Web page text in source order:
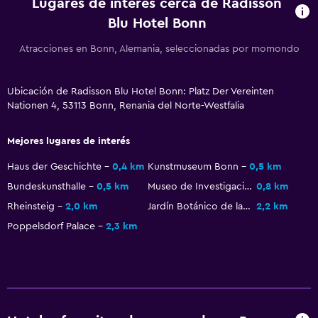
Teléfono
Vista a la ciudad
Piscina y spa
Piscina climatizada
Lugares de interés cerca de Radisson
Blu Hotel Bonn
Atracciones en Bonn, Alemania, seleccionadas por momondo
Ubicación de Radisson Blu Hotel Bonn: Platz Der Vereinten
Nationen 4, 53113 Bonn, Renania del Norte-Westfalia
Mejores lugares de interés
Haus der Geschichte 0,4 km Kunstmuseum Bonn
0,5 km
Bundeskunsthalle
0,5 km Museo de Investigación Alexander Koenig 0,8 km
Rheinsteig
2,0 km Jardín Botánico de la Universidad de Bonn
2,2 km
Poppelsdorf Palace
2,3 km